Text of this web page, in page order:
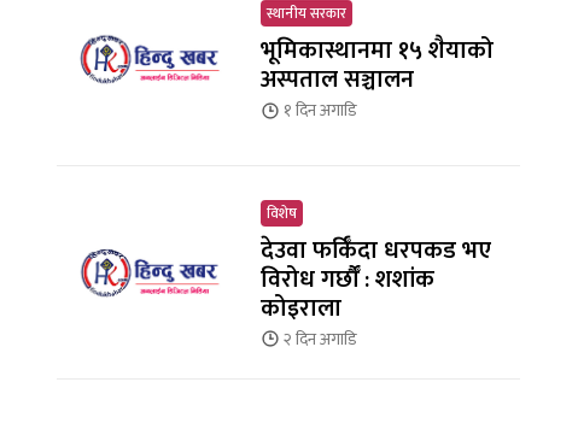
स्थानीय सरकार
भूमिकास्थानमा १५ शैयाको
अस्पताल सञ्चालन
१ दिनअगाडि
विशेष
देउवा फर्किँदा धरपकड भए
विरोध गर्छौँं : शशांक
कोइराला
२ दिनअगाडि